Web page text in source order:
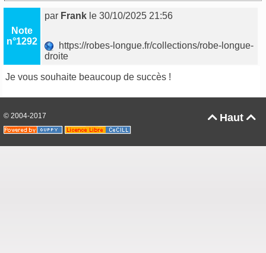
Note
n°1292
par Frank le 30/10/2025 21:56
https://robes-longue.fr/collections/robe-longue-
droite
Je vous souhaite beaucoup de succès !
Haut 
© 2004-2017